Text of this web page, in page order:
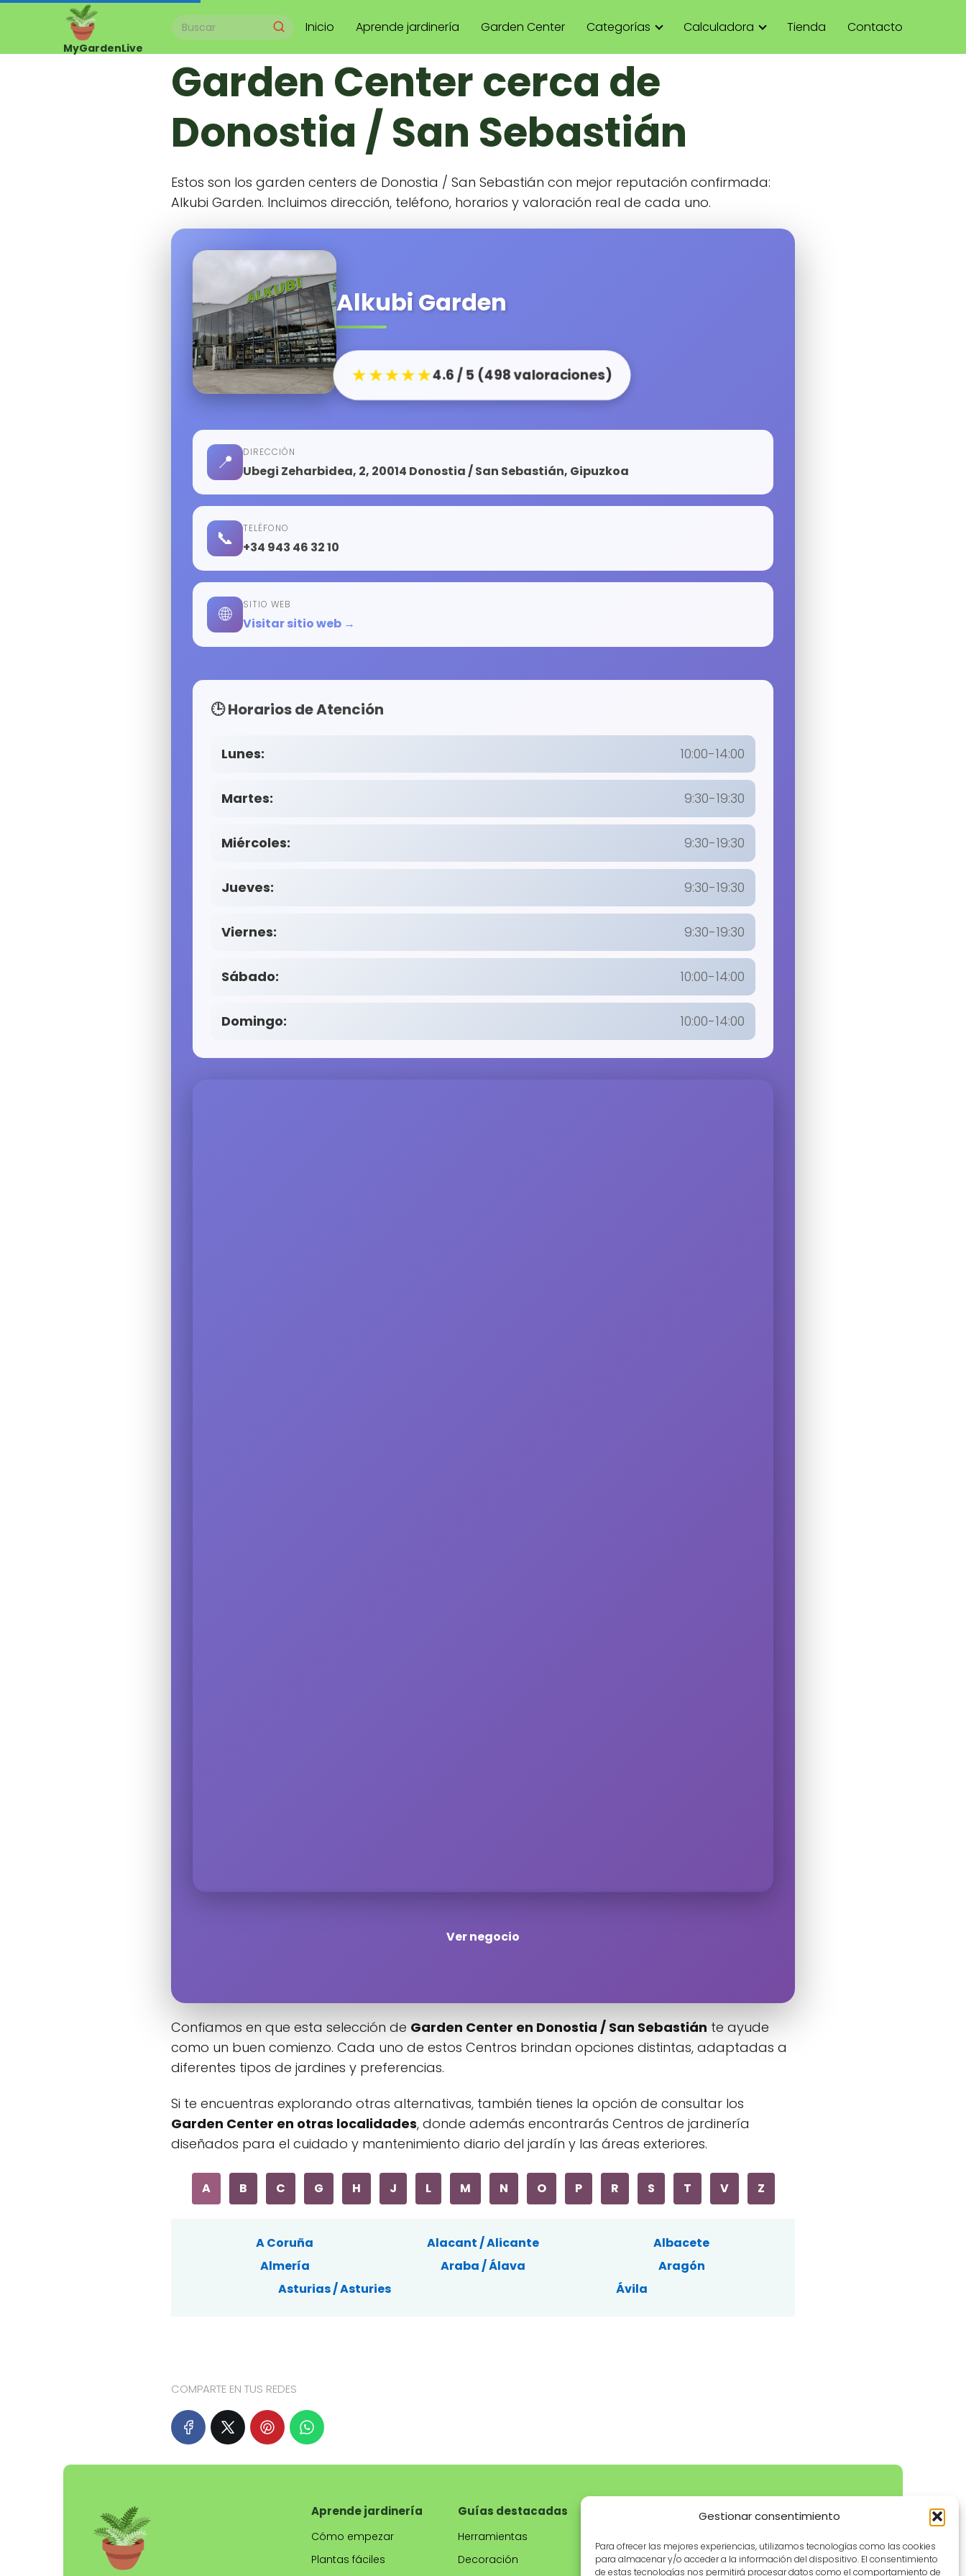
Gestionar consentimiento
Para ofrecer las mejores experiencias, utilizamos tecnologías como las cookies
para almacenar y/o acceder a la información del dispositivo. El consentimiento
de estas tecnologías nos permitirá procesar datos como el comportamiento de
Inicio Aprende jardinería Garden Center Categorías Calculadora Tienda Contacto
Garden Center cerca de
Donostia / San Sebastián
Estos son los garden centers de Donostia / San Sebastián con mejor reputación confirmada:
Alkubi Garden. Incluimos dirección, teléfono, horarios y valoración real de cada uno.
Alkubi Garden
★★★★★4.6 / 5 (498 valoraciones)
📍 DIRECCIÓN
Ubegi Zeharbidea, 2, 20014 Donostia / San Sebastián, Gipuzkoa
📞 TELÉFONO
+34 943 46 32 10
🌐 SITIO WEB
Visitar sitio web →
🕒 Horarios de Atención
Lunes: 10:00-14:00
Martes: 9:30-19:30
Miércoles: 9:30-19:30
Jueves: 9:30-19:30
Viernes: 9:30-19:30
Sábado: 10:00-14:00
Domingo: 10:00-14:00
Haz clic en «Estoy de acuerdo» para
Política de cookies
Estoy de acuerdo
Ver negocio
Confiamos en que esta selección de Garden Center en Donostia / San Sebastián te ayude
como un buen comienzo. Cada uno de estos Centros brindan opciones distintas, adaptadas a
diferentes tipos de jardines y preferencias.
Si te encuentras explorando otras alternativas, también tienes la opción de consultar los
Garden Center en otras localidades, donde además encontrarás Centros de jardinería
diseñados para el cuidado y mantenimiento diario del jardín y las áreas exteriores.
A B C G H J L M N O P R S T V Z
A Coruña Alacant / Alicante
Albacete
Almería
Araba / Álava
Aragón
Asturias / Asturies
Ávila
COMPARTE EN TUS REDES
Aprende jardinería
Cómo empezar
Plantas fáciles
Guías destacadas
Herramientas
Decoración
recomendados
Información legal
Política de privacidad